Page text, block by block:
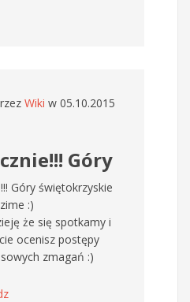
Wiki w 05.10.2015
Góry
Góry świętokrzyskie
:)
że się spotkamy i
ocenisz postępy
zmagań :)